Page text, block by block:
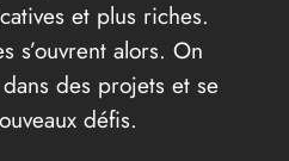
et plus riches.
s’ouvrent alors. On
des projets et se
défis.